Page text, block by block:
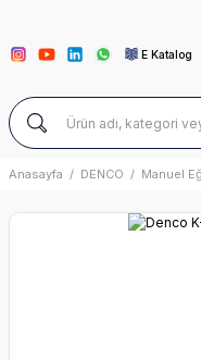
E Katalog
Anasayfa DENCO Manuel